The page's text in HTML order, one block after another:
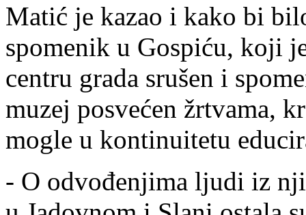
Matić je kazao i kako bi
spomenik u Gospiću, koji
centru grada srušen i
muzej posvećen žrtvama,
mogle u kontinuitetu
- O odvođenjima ljudi iz